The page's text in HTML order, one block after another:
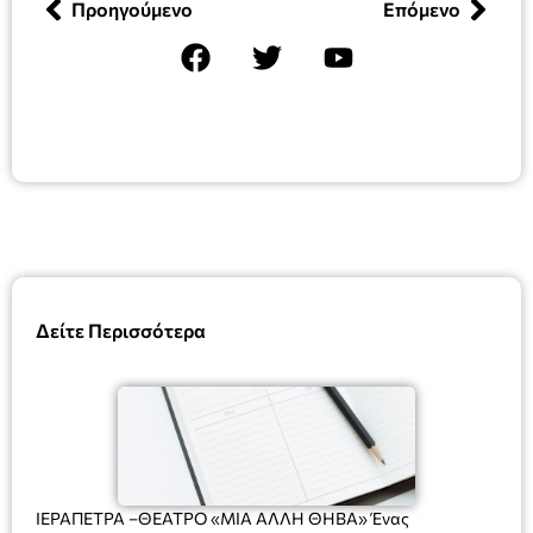
Δείτε Περισσότερα
ΙΕΡΑΠΕΤΡΑ –ΘΕΑΤΡΟ «ΜΙΑ ΑΛΛΗ ΘΗΒΑ» Ένας
Προηγούμενο Επόμενο